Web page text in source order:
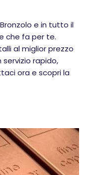
e in tutto il
che fa per te.
al miglior prezzo
rapido,
ora e scopri la